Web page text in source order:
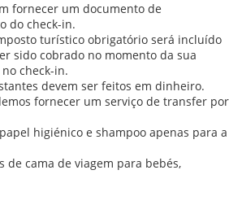
fornecer um documento de
do check-in.
turístico obrigatório será incluído
sido cobrado no momento da sua
check-in.
devem ser feitos em dinheiro.
fornecer um serviço de transfer por
higiénico e shampoo apenas para a
de cama de viagem para bebés,